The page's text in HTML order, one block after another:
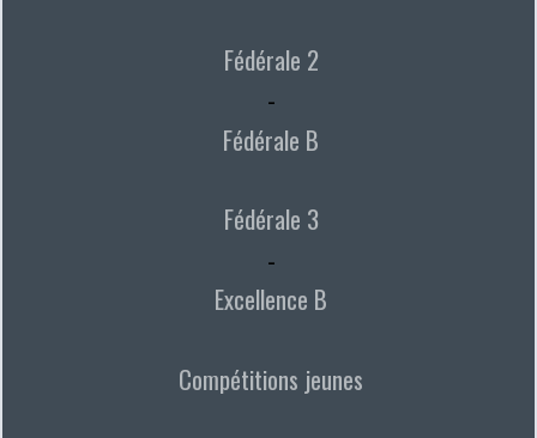
Fédérale 2
-
Fédérale B
Fédérale 3
-
Excellence B
Compétitions jeunes